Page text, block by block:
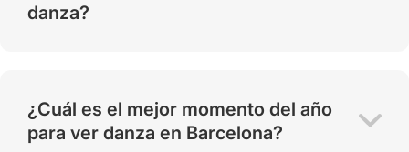
danza?
¿Cuál es el mejor momento del año
para ver danza en Barcelona?